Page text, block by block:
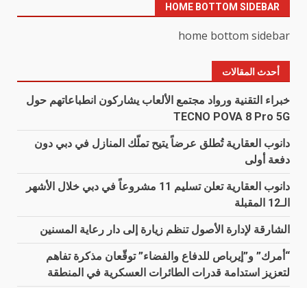
HOME BOTTOM SIDEBAR
home bottom sidebar
أحدث المقالات
خبراء التقنية ورواد مجتمع الألعاب يشاركون انطباعاتهم حول
TECNO POVA 8 Pro 5G
دانوب العقارية تُطلق عرضاً يتيح تملّك المنازل في دبي دون
دفعة أولى
دانوب العقارية تعلن تسليم 11 مشروعاً في دبي خلال الأشهر
الـ12 المقبلة
الشارقة لإدارة الأصول تنظم زيارة إلى دار رعاية المسنين
“أمرك” و”إيرباص للدفاع والفضاء” توقّعان مذكرة تفاهم
لتعزيز استدامة قدرات الطائرات العسكرية في المنطقة